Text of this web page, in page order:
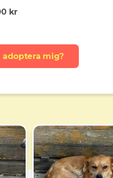
kr
adoptera mig?